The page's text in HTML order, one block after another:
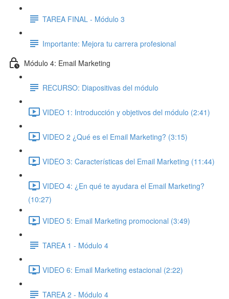
TAREA FINAL - Módulo 3
Importante: Mejora tu carrera profesional
Módulo 4: Email Marketing
RECURSO: Diapositivas del módulo
VIDEO 1: Introducción y objetivos del módulo (2:41)
VIDEO 2 ¿Qué es el Email Marketing? (3:15)
VIDEO 3: Características del Email Marketing (11:44)
VIDEO 4: ¿En qué te ayudara el Email Marketing?
(10:27)
VIDEO 5: Email Marketing promocional (3:49)
TAREA 1 - Módulo 4
VIDEO 6: Email Marketing estacional (2:22)
TAREA 2 - Módulo 4